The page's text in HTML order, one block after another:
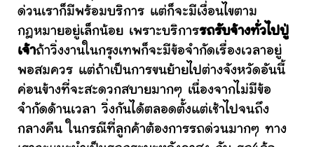
ด่วนเราก็มีพร้อมบริการ แต่ก็จะมีเงื่อนไขตาม
กฎหมายอยู่เล็กน้อย เพราะบริการรถรับจ้างทั่วไปปู่
เจ้าถ้าวิ่งงานในกรุงเทพก็จะมีข้อจำกัดเรื่องเวลาอยู่
พอสมควร แต่ถ้าเป็นการขนย้ายไปต่างจังหวัดอันนี้
ค่อนข้างที่จะสะดวกสบายมากๆ เนื่องจากไม่มีข้อ
จำกัดด้านเวลา วิ่งกันได้ตลอดตั้งแต่เช้าไปจนถึง
กลางคืน ในกรณีที่ลูกค้าต้องการรถด่วนมากๆ ทาง